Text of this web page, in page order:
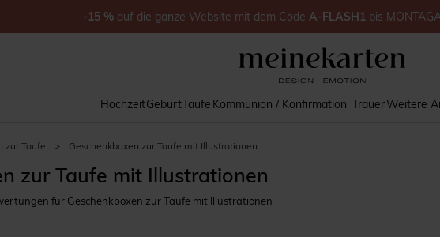
HochzeitGeburtTaufe Kommunion / Konfirmation TrauerWeitere
zur Taufe > Geschenkboxen zur Taufe mit Illustrationen
zur Taufe mit Illustrationen
für Geschenkboxen zur Taufe mit Illustrationen
-15 % auf die ganze Website mit dem Code A-FLASH1 bis